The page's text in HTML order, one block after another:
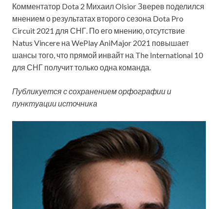
Комментатор Dota 2 Михаил Olsior Зверев поделился
мнением о результатах второго сезона Dota Pro
Circuit 2021 для СНГ. По его мнению, отсутствие
Natus Vincere на WePlay AniMajor 2021 повышает
шансы того, что прямой инвайт на The International 10
для СНГ получит только одна команда.
Публикуется ссохранением орфографии и
пунктуации источника